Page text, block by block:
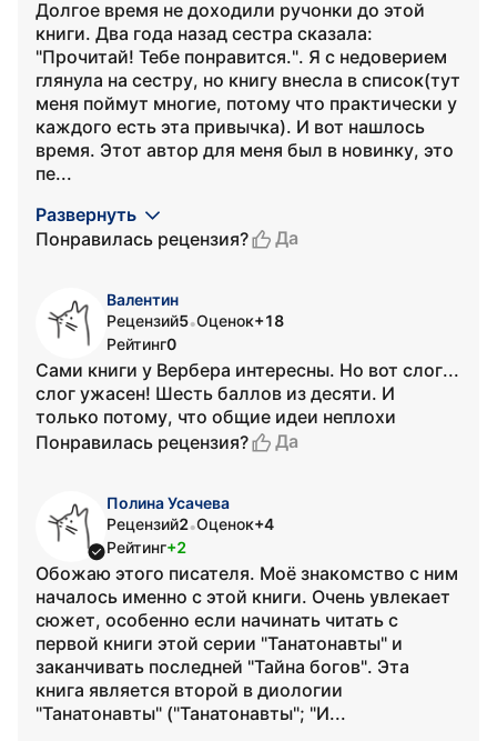
Долгое время не доходили ручонки до этой
книги. Два года назад сестра сказала:
"Прочитай! Тебе понравится.". Я с недоверием
глянула на сестру, но книгу внесла в список(тут
меня поймут многие, потому что практически у
каждого есть эта привычка). И вот нашлось
время. Этот автор для меня был в новинку, это
пе...
Развернуть
Понравилась рецензия?
Да
Валентин
Рецензий5•Оценок+18
Рейтинг0
Сами книги у Вербера интересны. Но вот слог...
слог ужасен! Шесть баллов из десяти. И
только потому, что общие идеи неплохи
Понравилась рецензия?
Да
Полина Усачева
Рецензий2•Оценок+4
Рейтинг+2
Обожаю этого писателя. Моё знакомство с ним
началось именно с этой книги. Очень увлекает
сюжет, особенно если начинать читать с
первой книги этой серии "Танатонавты" и
заканчивать последней "Тайна богов". Эта
книга является второй в диологии
"Танатонавты" ("Танатонавты"; "И...